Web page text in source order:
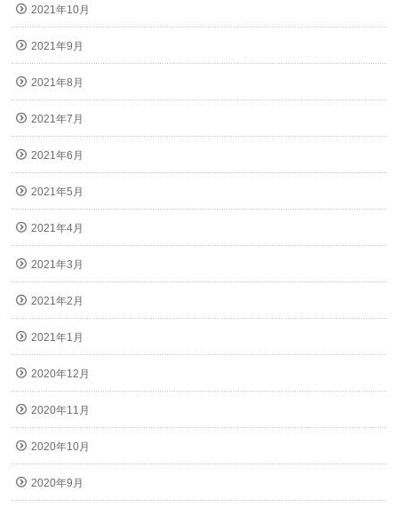
2021年10月
2021年9月
2021年8月
2021年7月
2021年6月
2021年5月
2021年4月
2021年3月
2021年2月
2021年1月
2020年12月
2020年11月
2020年10月
2020年9月